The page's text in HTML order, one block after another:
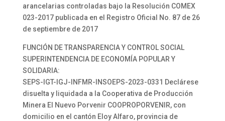
arancelarias controladas bajo la Resolución COMEX
023-2017 publicada en el Registro Oficial No. 87 de 26
de septiembre de 2017
FUNCIÓN DE TRANSPARENCIA Y CONTROL SOCIAL
SUPERINTENDENCIA DE ECONOMÍA POPULAR Y
SOLIDARIA:
SEPS-IGT-IGJ-INFMR-INSOEPS-2023-0331 Declárese
disuelta y liquidada a la Cooperativa de Producción
Minera El Nuevo Porvenir COOPROPORVENIR, con
domicilio en el cantón Eloy Alfaro, provincia de